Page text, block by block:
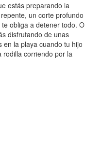
estás preparando la
un corte profundo
obliga a detener todo. O
disfrutando de unas
en la playa cuando tu hijo
rodilla corriendo por la